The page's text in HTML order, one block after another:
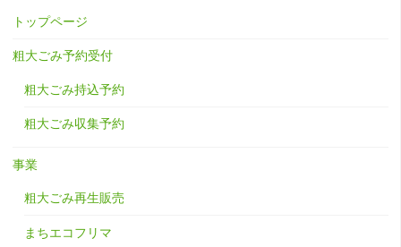
トップページ
粗大ごみ予約受付
粗大ごみ持込予約
粗大ごみ収集予約
事業
粗大ごみ再生販売
まちエコフリマ